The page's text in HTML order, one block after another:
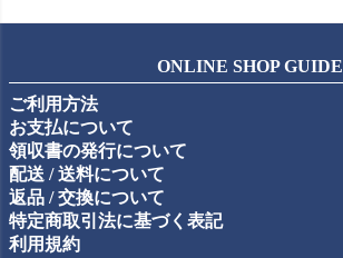
ONLINE SHOP GUIDE
ご利用方法
お支払について
領収書の発行について
配送 / 送料について
返品 / 交換について
特定商取引法に基づく表記
利用規約